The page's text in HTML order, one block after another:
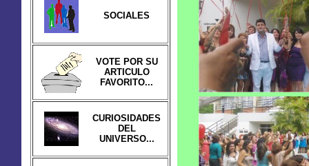
SOCIALES
VOTE POR SU
ARTICULO
FAVORITO...
CURIOSIDADES
DEL
UNIVERSO...